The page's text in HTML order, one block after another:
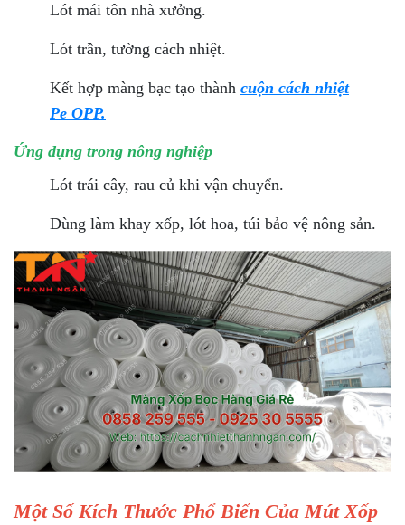
Lót mái tôn nhà xưởng.
Lót trần, tường cách nhiệt.
Kết hợp màng bạc tạo thành cuộn cách nhiệt
Pe OPP.
Ứng dụng trong nông nghiệp
Lót trái cây, rau củ khi vận chuyển.
Dùng làm khay xốp, lót hoa, túi bảo vệ nông sản.
Một Số Kích Thước Phổ Biến Của Mút Xốp